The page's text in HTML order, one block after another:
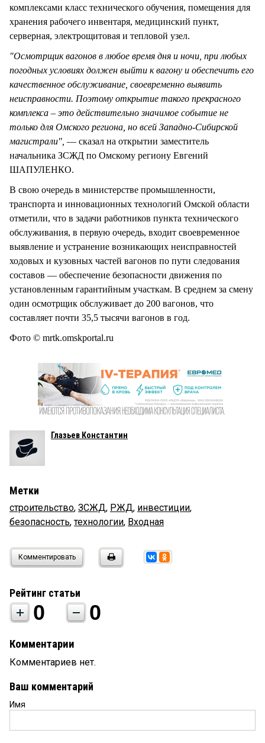
комплексами класс технического обучения, помещения для
хранения рабочего инвентаря, медицинский пункт,
серверная, электрощитовая и тепловой узел.
"Осмотрщик вагонов в любое время дня и ночи, при любых
погодных условиях должен выйти к вагону и обеспечить его
качественное обслуживание, своевременно выявить
неисправности. Поэтому открытие такого прекрасного
комплекса – это действительно значимое событие не
только для Омского региона, но всей Западно-Сибирской
магистрали", — сказал на открытии заместитель
начальника ЗСЖД по Омскому региону Евгений
ШАПУЛЕНКО.
В свою очередь в министерстве промышленности,
транспорта и инновационных технологий Омской области
отметили, что в задачи работников пункта технического
обслуживания, в первую очередь, входит своевременное
выявление и устранение возникающих неисправностей
ходовых и кузовных частей вагонов по пути следования
составов — обеспечение безопасности движения по
установленным гарантийным участкам. В среднем за смену
один осмотрщик обслуживает до 200 вагонов, что
составляет почти 35,5 тысячи вагонов в год.
Фото © mrtk.omskportal.ru
Глазьев Константин
Метки
строительство, ЗСЖД, РЖД, инвестиции,
безопасность,технологии, Входная
Комментировать
Рейтинг статьи
0 0
Комментарии
Комментариев нет.
Ваш комментарий
Имя